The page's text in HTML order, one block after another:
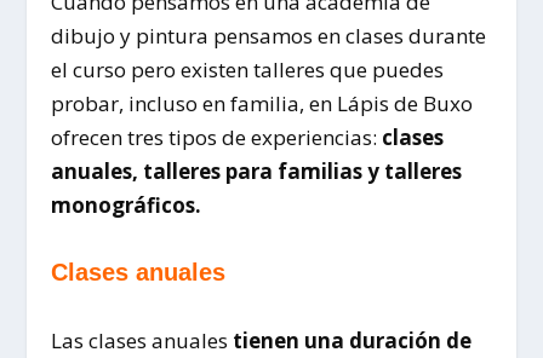
dibujo y pintura pensamos en clases durante
el curso pero existen talleres que puedes
probar, incluso en familia, en Lápis de Buxo
ofrecen tres tipos de experiencias: clases
anuales, talleres para familias y talleres
monográficos.
Clases anuales
Las clases anuales tienen una duración de